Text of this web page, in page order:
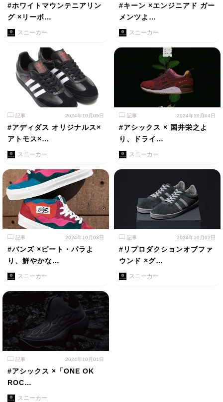
#ホワイトマウンテニアリン
グ ×リーボ…
スニーカー
#キーン ×エンジニアド ガー
メンツよ…
スニーカー
記事 2024年10月05日
#アディダス オリジナルス×
アトモス×…
スニーカー
記事 2024年10月04日
#アシックス × 国井栄之よ
り、ドライ…
スニーカー
記事 2024年10月03日
#バンズ ×ピート・パラよ
り、鮮やかな…
スニーカー
記事 2024年10月02日
#リプロダクションオブファ
ウンド ×グ…
スニーカー
記事 2024年10月01日
#アシックス ×「ONE OK
ROC…
スニーカー